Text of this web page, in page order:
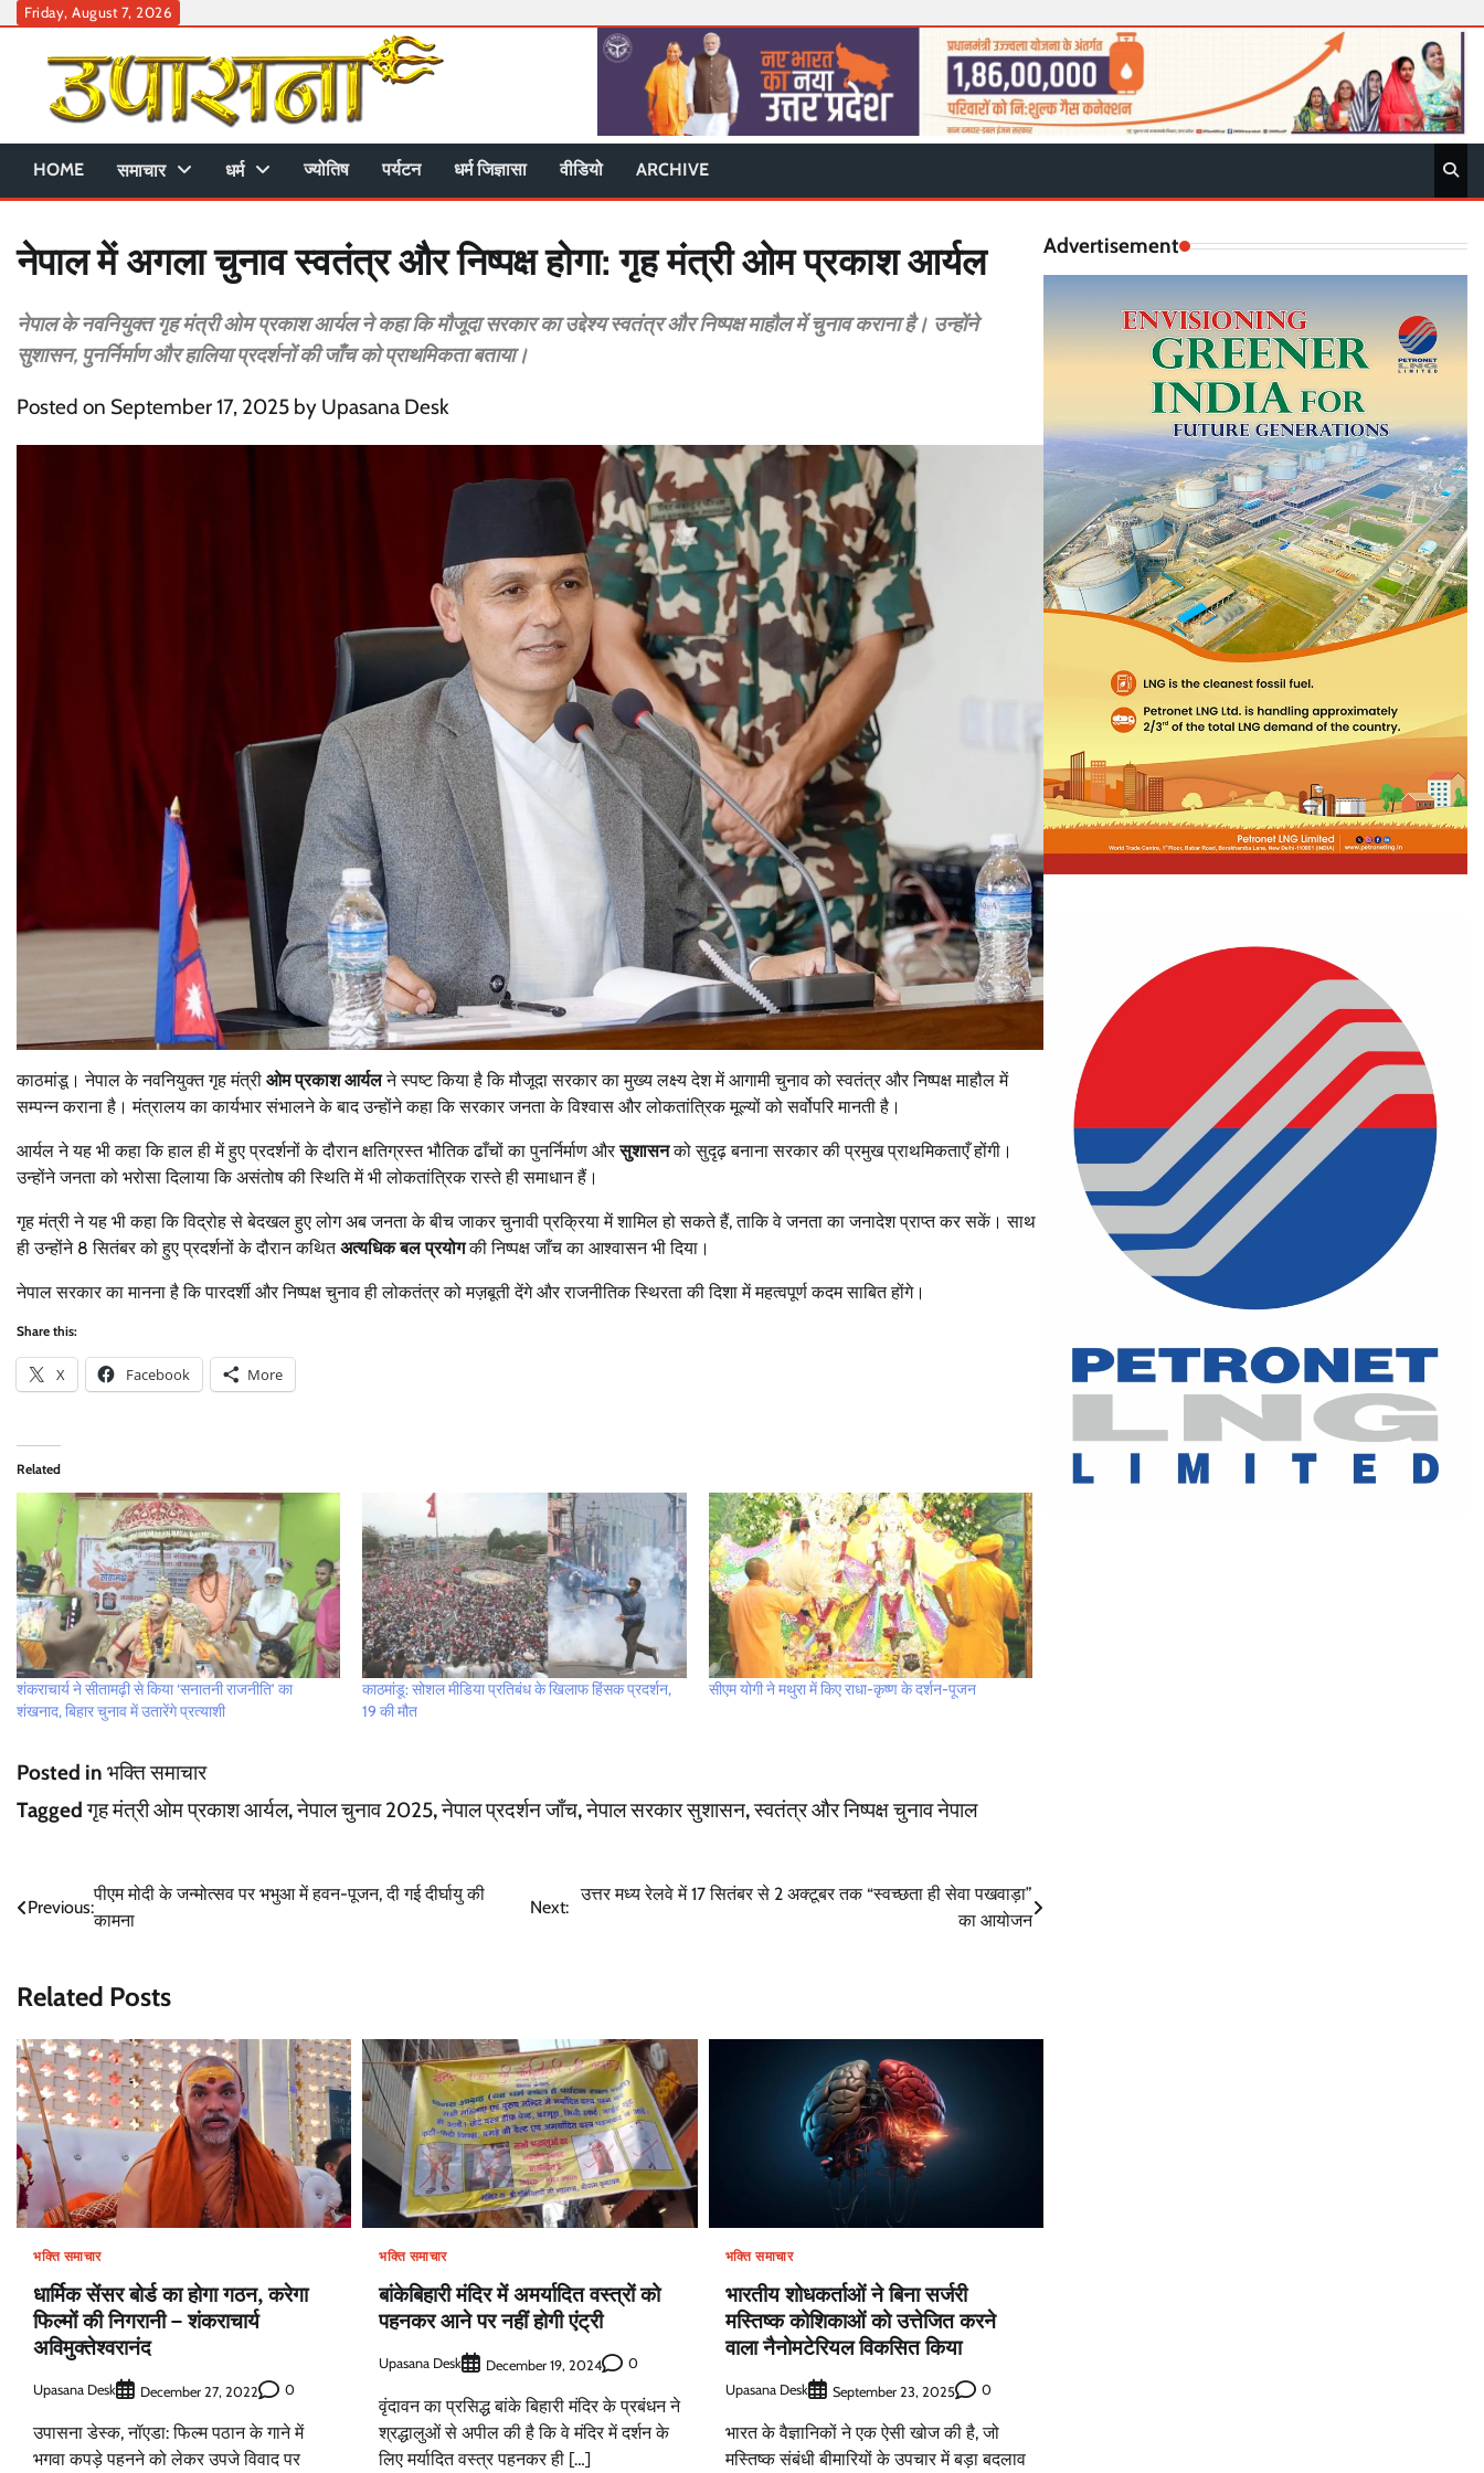
Skip
content
Friday, August 7, 2026
HOME समाचार धर्म ज्योतिष पर्यटन धर्म जिज्ञासा वीडियो ARCHIVE
नेपाल में अगला चुनाव स्वतंत्र और निष्पक्ष होगा: गृह मंत्री ओम प्रकाश आर्यल
नेपाल के नवनियुक्त गृह मंत्री ओम प्रकाश आर्यल ने कहा कि मौजूदा सरकार का उद्देश्य स्वतंत्र और निष्पक्ष माहौल में चुनाव कराना है। उन्होंने
सुशासन, पुनर्निर्माण और हालिया प्रदर्शनों की जाँच को प्राथमिकता बताया।
Posted on September 17, 2025 by Upasana Desk
काठमांडू। नेपाल के नवनियुक्त गृह मंत्री ओम प्रकाश आर्यलने स्पष्ट किया है कि मौजूदा सरकार का मुख्य लक्ष्य देश में आगामी चुनाव को स्वतंत्र और निष्पक्ष माहौल में
सम्पन्न कराना है। मंत्रालय का कार्यभार संभालने के बाद उन्होंने कहा कि सरकार जनता के विश्वास और लोकतांत्रिक मूल्यों को सर्वोपरि मानती है।
आर्यल ने यह भी कहा कि हाल ही में हुए प्रदर्शनों के दौरान क्षतिग्रस्त भौतिक ढाँचों का पुनर्निर्माण औरसुशासनको सुदृढ़ बनाना सरकार की प्रमुख प्राथमिकताएँ होंगी।
उन्होंने जनता को भरोसा दिलाया कि असंतोष की स्थिति में भी लोकतांत्रिक रास्ते ही समाधान हैं।
गृह मंत्री ने यह भी कहा कि विद्रोह से बेदखल हुए लोग अब जनता के बीच जाकर चुनावी प्रक्रिया में शामिल हो सकते हैं, ताकि वे जनता का जनादेश प्राप्त कर सकें। साथ
ही उन्होंने 8 सितंबर को हुए प्रदर्शनों के दौरान कथितअत्यधिक बल प्रयोगकी निष्पक्ष जाँच का आश्वासन भी दिया।
नेपाल सरकार का मानना है कि पारदर्शी और निष्पक्ष चुनाव ही लोकतंत्र को मज़बूती देंगे और राजनीतिक स्थिरता की दिशा में महत्वपूर्ण कदम साबित होंगे।
Share this:
X Facebook More
Related
शंकराचार्य ने सीतामढ़ी से किया ‘सनातनी राजनीति’ का
शंखनाद, बिहार चुनाव में उतारेंगे प्रत्याशी
काठमांडू: सोशल मीडिया प्रतिबंध के खिलाफ हिंसक प्रदर्शन,
19 की मौत
सीएम योगी ने मथुरा में किए राधा-कृष्ण के दर्शन-पूजन
Posted in भक्ति समाचार
Taggedगृह मंत्री ओम प्रकाश आर्यल,नेपाल चुनाव 2025,नेपाल प्रदर्शन जाँच,नेपाल सरकार सुशासन,स्वतंत्र और निष्पक्ष चुनाव नेपाल
Post
Previous:
पीएम मोदी के जन्मोत्सव पर भभुआ में हवन-पूजन, दी गई दीर्घायु की
कामना
Next:
उत्तर मध्य रेलवे में 17 सितंबर से 2 अक्टूबर तक “स्वच्छता ही सेवा पखवाड़ा”
का आयोजन
Related Posts
भक्ति समाचार
धार्मिक सेंसर बोर्ड का होगा गठन, करेगा
फिल्मों की निगरानी – शंकराचार्य
अविमुक्तेश्वरानंद
Upasana Desk December 27, 2022 0
उपासना डेस्क, नॉएडा: फिल्म पठान के गाने में
भगवा कपड़े पहनने को लेकर उपजे विवाद पर
भक्ति समाचार
बांकेबिहारी मंदिर में अमर्यादित वस्त्रों को
पहनकर आने पर नहीं होगी एंट्री
Upasana Desk December 19, 2024 0
वृंदावन का प्रसिद्ध बांके बिहारी मंदिर के प्रबंधन ने
श्रद्धालुओं से अपील की है कि वे मंदिर में दर्शन के
लिए मर्यादित वस्त्र पहनकर ही […]
भक्ति समाचार
भारतीय शोधकर्ताओं ने बिना सर्जरी
मस्तिष्क कोशिकाओं को उत्तेजित करने
वाला नैनोमटेरियल विकसित किया
Upasana Desk September 23, 2025 0
भारत के वैज्ञानिकों ने एक ऐसी खोज की है, जो
मस्तिष्क संबंधी बीमारियों के उपचार में बड़ा बदलाव
Advertisement